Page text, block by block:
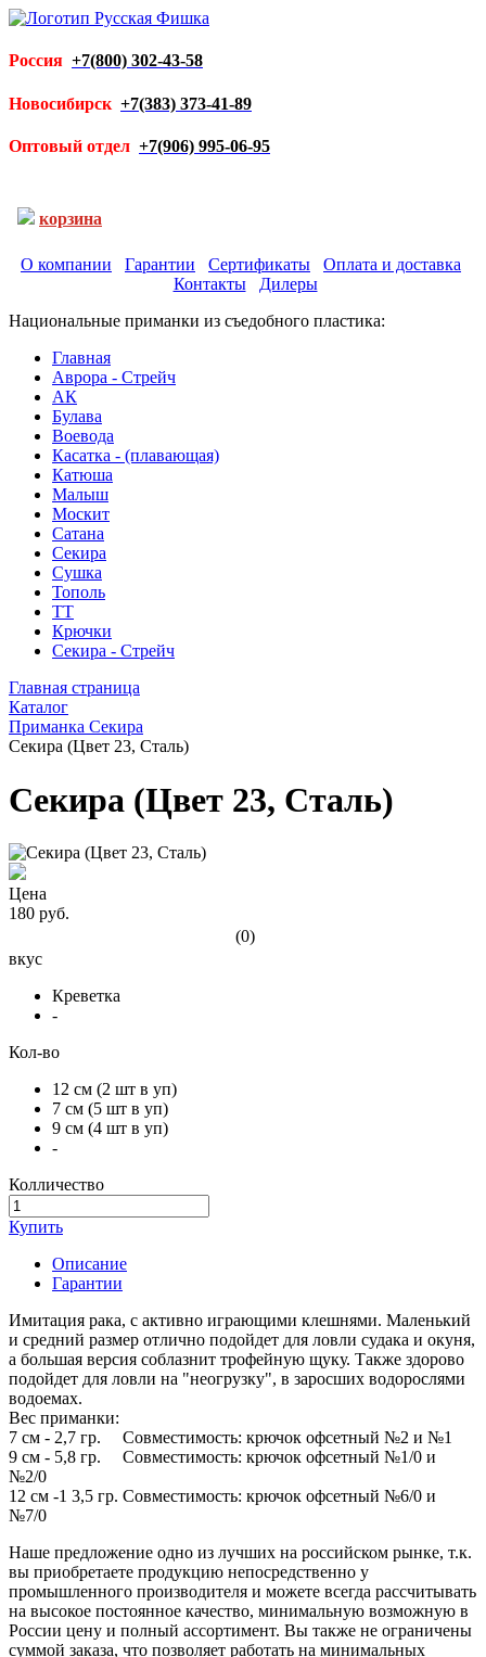
Россия +7(800) 302-43-58
Новосибирск +7(383) 373-41-89
Оптовый отдел +7(906) 995-06-95
корзина
О компании Гарантии Сертификаты
Оплата и доставка
Контакты
Дилеры
Национальные приманки из съедобного пластика:
Главная
Аврора - Стрейч
АК
Булава
Воевода
Касатка - (плавающая)
Катюша
Малыш
Москит
Сатана
Секира
Сушка
Тополь
ТТ
Крючки
Секира - Стрейч
Главная страница
Каталог
Приманка Секира
Секира (Цвет 23, Сталь)
Секира (Цвет 23, Сталь)
Цена
180 руб.
(0)
вкус
Креветка
-
Кол-во
12 см (2 шт в уп)
7 см (5 шт в уп)
9 см (4 шт в уп)
-
Колличество
Купить
Описание
Гарантии
Имитация рака, с активно играющими клешнями. Маленький
и средний размер отлично подойдет для ловли судака и окуня,
а большая версия соблазнит трофейную щуку. Также здорово
подойдет для ловли на "неогрузку", в заросших водорослями
водоемах.
Вес приманки:
7 см - 2,7 гр. Совместимость: крючок офсетный №2 и №1
9 см - 5,8 гр. Совместимость: крючок офсетный №1/0 и
№2/0
12 см -1 3,5 гр. Совместимость: крючок офсетный №6/0 и
№7/0
Наше предложение одно из лучших на российском рынке, т.к.
вы приобретаете продукцию непосредственно у
промышленного производителя и можете всегда рассчитывать
на высокое постоянное качество, минимальную возможную в
России цену и полный ассортимент. Вы также не ограничены
суммой заказа, что позволяет работать на минимальных